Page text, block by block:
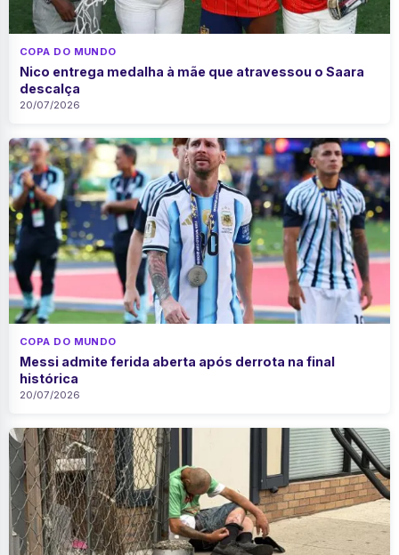
COPA DO MUNDO
Nico entrega medalha à mãe que atravessou o Saara
descalça
20/07/2026
COPA DO MUNDO
Messi admite ferida aberta após derrota na final
histórica
20/07/2026